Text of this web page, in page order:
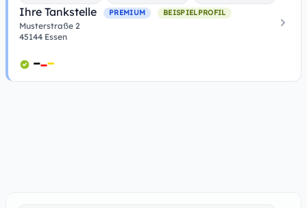
Ihre Tankstelle PREMIUM BEISPIELPROFIL
Musterstraße 2
45144 Essen